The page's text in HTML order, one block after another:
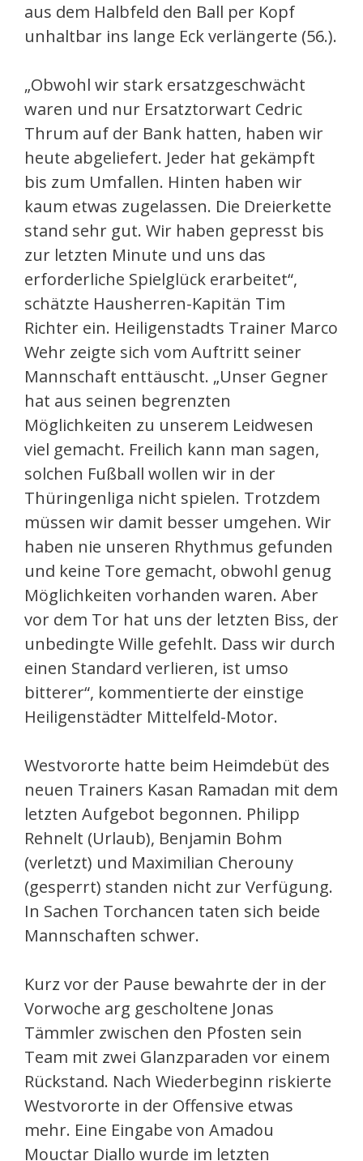
aus dem Halbfeld den Ball per Kopf
unhaltbar ins lange Eck verlängerte (56.).
„Obwohl wir stark ersatzgeschwächt
waren und nur Ersatztorwart Cedric
Thrum auf der Bank hatten, haben wir
heute abgeliefert. Jeder hat gekämpft
bis zum Umfallen. Hinten haben wir
kaum etwas zugelassen. Die Dreierkette
stand sehr gut. Wir haben gepresst bis
zur letzten Minute und uns das
erforderliche Spielglück erarbeitet“,
schätzte Hausherren-Kapitän Tim
Richter ein. Heiligenstadts Trainer Marco
Wehr zeigte sich vom Auftritt seiner
Mannschaft enttäuscht. „Unser Gegner
hat aus seinen begrenzten
Möglichkeiten zu unserem Leidwesen
viel gemacht. Freilich kann man sagen,
solchen Fußball wollen wir in der
Thüringenliga nicht spielen. Trotzdem
müssen wir damit besser umgehen. Wir
haben nie unseren Rhythmus gefunden
und keine Tore gemacht, obwohl genug
Möglichkeiten vorhanden waren. Aber
vor dem Tor hat uns der letzten Biss, der
unbedingte Wille gefehlt. Dass wir durch
einen Standard verlieren, ist umso
bitterer“, kommentierte der einstige
Heiligenstädter Mittelfeld-Motor.
Westvororte hatte beim Heimdebüt des
neuen Trainers Kasan Ramadan mit dem
letzten Aufgebot begonnen. Philipp
Rehnelt (Urlaub), Benjamin Bohm
(verletzt) und Maximilian Cherouny
(gesperrt) standen nicht zur Verfügung.
In Sachen Torchancen taten sich beide
Mannschaften schwer.
Kurz vor der Pause bewahrte der in der
Vorwoche arg gescholtene Jonas
Tämmler zwischen den Pfosten sein
Team mit zwei Glanzparaden vor einem
Rückstand. Nach Wiederbeginn riskierte
Westvororte in der Offensive etwas
mehr. Eine Eingabe von Amadou
Mouctar Diallo wurde im letzten